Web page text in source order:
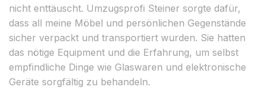
nicht enttäuscht. Umzugsprofi Steiner sorgte dafür,
dass all meine Möbel und persönlichen Gegenstände
sicher verpackt und transportiert wurden. Sie hatten
das nötige Equipment und die Erfahrung, um selbst
empfindliche Dinge wie Glaswaren und elektronische
Geräte sorgfältig zu behandeln.